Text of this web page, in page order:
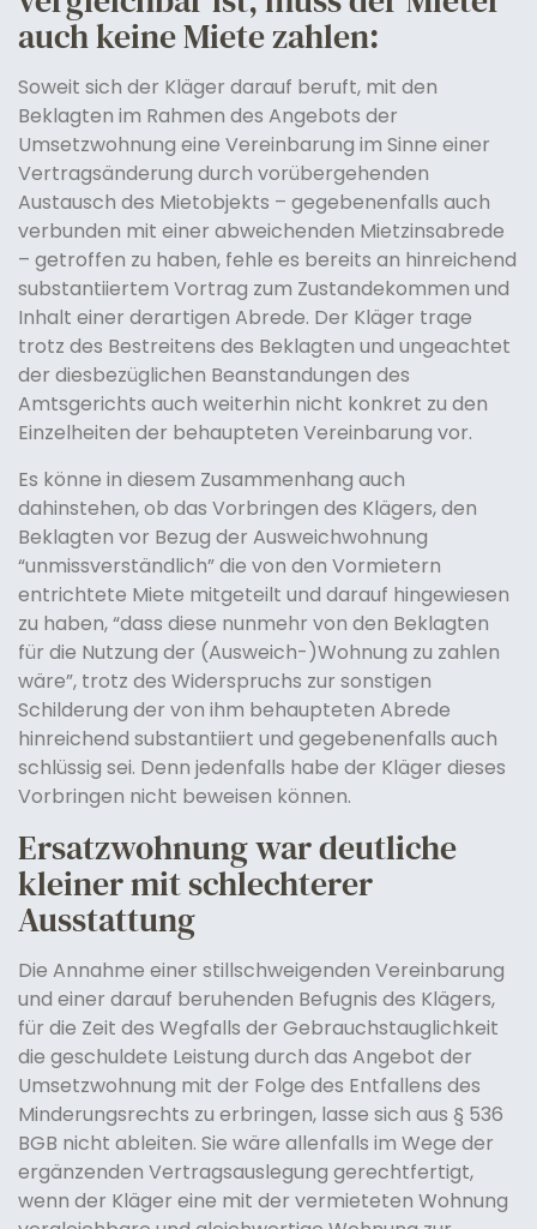
auch keine Miete zahlen:
Soweit sich der Kläger darauf beruft, mit den
Beklagten im Rahmen des Angebots der
Umsetzwohnung eine Vereinbarung im Sinne einer
Vertragsänderung durch vorübergehenden
Austausch des Mietobjekts – gegebenenfalls auch
verbunden mit einer abweichenden Mietzinsabrede
– getroffen zu haben, fehle es bereits an hinreichend
substantiiertem Vortrag zum Zustandekommen und
Inhalt einer derartigen Abrede. Der Kläger trage
trotz des Bestreitens des Beklagten und ungeachtet
der diesbezüglichen Beanstandungen des
Amtsgerichts auch weiterhin nicht konkret zu den
Einzelheiten der behaupteten Vereinbarung vor.
Es könne in diesem Zusammenhang auch
dahinstehen, ob das Vorbringen des Klägers, den
Beklagten vor Bezug der Ausweichwohnung
“unmissverständlich” die von den Vormietern
entrichtete Miete mitgeteilt und darauf hingewiesen
zu haben, “dass diese nunmehr von den Beklagten
für die Nutzung der (Ausweich-)Wohnung zu zahlen
wäre”, trotz des Widerspruchs zur sonstigen
Schilderung der von ihm behaupteten Abrede
hinreichend substantiiert und gegebenenfalls auch
schlüssig sei. Denn jedenfalls habe der Kläger dieses
Vorbringen nicht beweisen können.
Ersatzwohnung war deutliche
kleiner mit schlechterer
Ausstattung
Die Annahme einer stillschweigenden Vereinbarung
und einer darauf beruhenden Befugnis des Klägers,
für die Zeit des Wegfalls der Gebrauchstauglichkeit
die geschuldete Leistung durch das Angebot der
Umsetzwohnung mit der Folge des Entfallens des
Minderungsrechts zu erbringen, lasse sich aus § 536
BGB nicht ableiten. Sie wäre allenfalls im Wege der
ergänzenden Vertragsauslegung gerechtfertigt,
wenn der Kläger eine mit der vermieteten Wohnung